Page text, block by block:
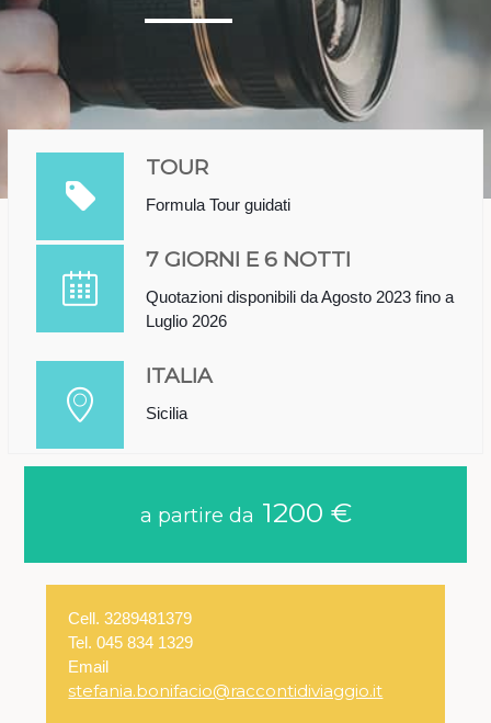
TOUR
Formula Tour guidati
7 GIORNI E 6 NOTTI
Quotazioni disponibili da Agosto 2023 fino a
Luglio 2026
ITALIA
Sicilia
a partire da 1200 €
Cell. 3289481379
Tel. 045 834 1329
Email
stefania.bonifacio@raccontidiviaggio.it